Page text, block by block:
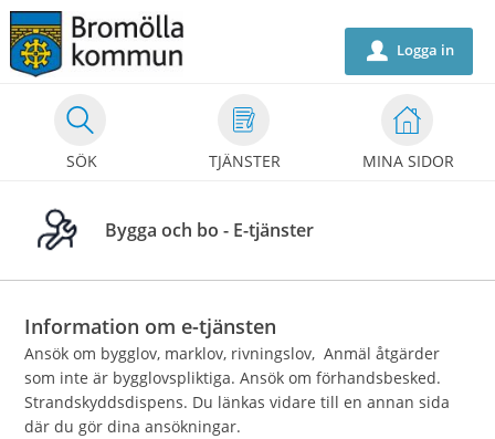
Välkommen
till
självservice
Bromölla
kommun
SÖK TJÄNSTER MINA SIDOR
u Logga in
Bygga och bo - E-tjänster
Information om e-tjänsten
Ansök om bygglov, marklov, rivningslov, Anmäl åtgärder
som inte är bygglovspliktiga. Ansök om förhandsbesked.
Strandskyddsdispens. Du länkas vidare till en annan sida
där du gör dina ansökningar.